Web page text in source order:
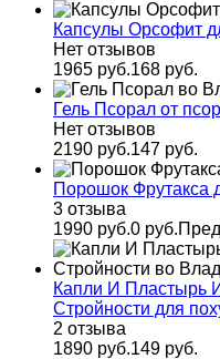
Капсулы Орсофит
Нет отзывов
1965 руб.168 руб.
Гель Псорал от
Нет отзывов
2190 руб.147 руб.
Порошок Фрутакса
3 отзыва
1990 руб.0 руб.
Капли И Пластырь
Стройности для
2 отзыва
1890 руб.149 руб.